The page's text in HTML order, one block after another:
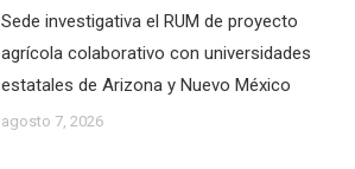
Sede investigativa el RUM de proyecto
agrícola colaborativo con universidades
estatales de Arizona y Nuevo México
agosto 7, 2026